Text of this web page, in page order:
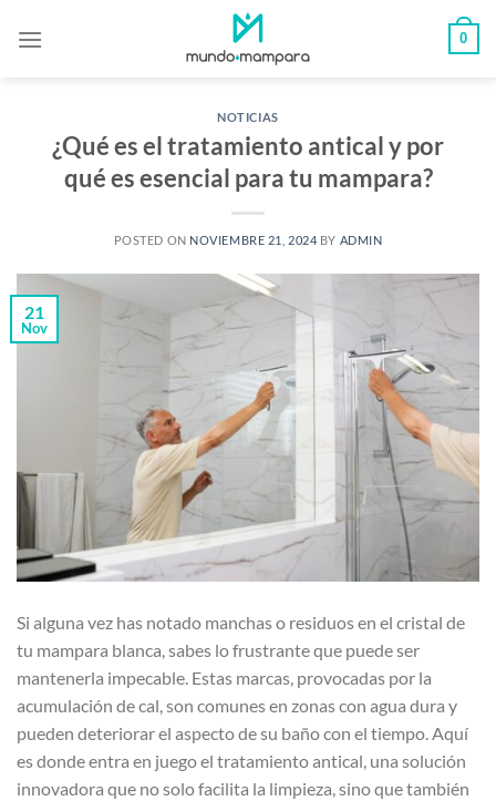
0
NOTICIAS
¿Qué es el tratamiento antical y por
qué es esencial para tu mampara?
POSTED ON NOVIEMBRE 21, 2024 BY ADMIN
21
Nov
Si alguna vez has notado manchas o residuos en el cristal de
tu mampara blanca, sabes lo frustrante que puede ser
mantenerla impecable. Estas marcas, provocadas por la
acumulación de cal, son comunes en zonas con agua dura y
pueden deteriorar el aspecto de su baño con el tiempo. Aquí
es donde entra en juego el tratamiento antical, una solución
innovadora que no solo facilita la limpieza, sino que también